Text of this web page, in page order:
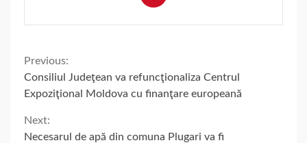
Continue
Reading
Previous:
Consiliul Judeţean va refuncţionaliza Centrul
Expoziţional Moldova cu finanţare europeană
Next:
Necesarul de apă din comuna Plugari va fi